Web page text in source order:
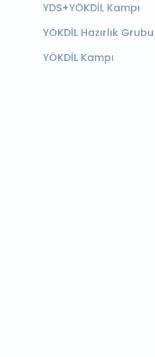
YDS+YÖKDİL Kampı
YÖKDİL Hazırlık Grubu
YÖKDİL Kampı